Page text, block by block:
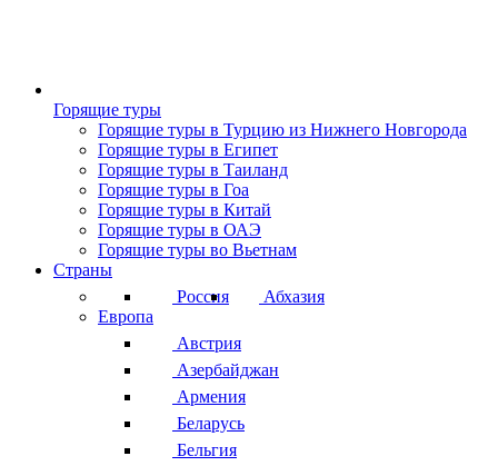
Горящие туры
Горящие туры в Турцию из Нижнего Новгорода
Горящие туры в Египет
Горящие туры в Таиланд
Горящие туры в Гоа
Горящие туры в Китай
Горящие туры в ОАЭ
Горящие туры во Вьетнам
Страны
Россия
Абхазия
Европа
Австрия
Азербайджан
Армения
Беларусь
Бельгия